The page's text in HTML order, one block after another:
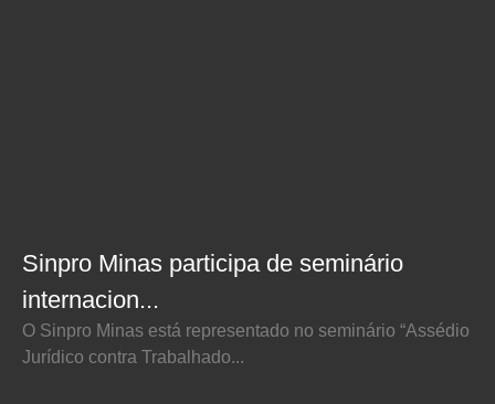
Sinpro Minas participa de seminário
internacion...
O Sinpro Minas está representado no seminário “Assédio
Jurídico contra Trabalhado...